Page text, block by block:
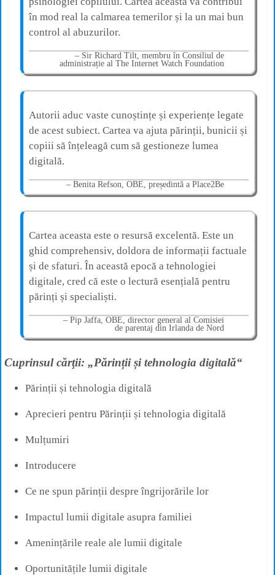
în mod real la calmarea temerilor și la un mai bun
control al abuzurilor.
Sir Richard Tilt, membru în Consiliul de
administrație al The Internet Watch Foundation
Autorii aduc vaste cunoștințe și experiențe legate
de acest subiect. Cartea va ajuta părinții, bunicii și
copiii să înțeleagă cum să gestioneze lumea
digitală.
Benita Refson, OBE, președintă a Place2Be
Cartea aceasta este o resursă excelentă. Este un
ghid comprehensiv, doldora de informații factuale
și de sfaturi. În această epocă a tehnologiei
digitale, cred că este o lectură esențială pentru
părinți și specialiști.
Pip Jaffa, OBE, director general al Comisiei
de parentaj din Irlanda de Nord
Cuprinsul cărţii: „Părinții și tehnologia digitală“
Părinții și tehnologia digitală
Aprecieri pentru Părinții și tehnologia digitală
Mulțumiri
Introducere
Ce ne spun părinții despre îngrijorările lor
Impactul lumii digitale asupra familiei
Amenințările reale ale lumii digitale
Oportunitățile lumii digitale